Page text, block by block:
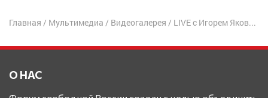
Главная / Мультимедиа / Видеогалерея / LIVE с Игорем Яковенко: Вскрываем кремлевские консервы!
О НАС